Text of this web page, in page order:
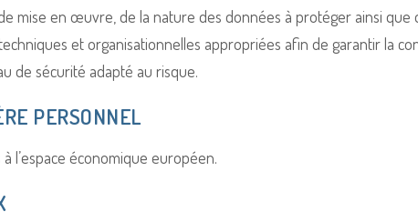
mise en œuvre, de la nature des données à protéger ainsi
et organisationnelles appropriées afin de garantir la
de sécurité adapté au risque.
PERSONNEL
l’espace économique européen.